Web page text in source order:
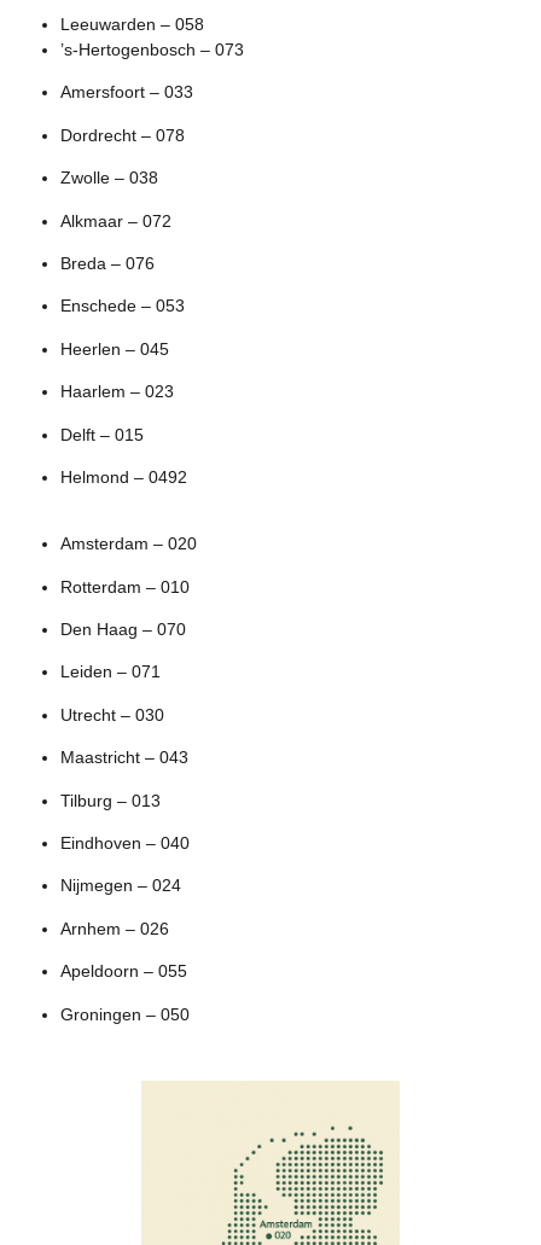
Leeuwarden – 058
’s-Hertogenbosch – 073
Amersfoort – 033
Dordrecht – 078
Zwolle – 038
Alkmaar – 072
Breda – 076
Enschede – 053
Heerlen – 045
Haarlem – 023
Delft – 015
Helmond – 0492
Amsterdam – 020
Rotterdam – 010
Den Haag – 070
Leiden – 071
Utrecht – 030
Maastricht – 043
Tilburg – 013
Eindhoven – 040
Nijmegen – 024
Arnhem – 026
Apeldoorn – 055
Groningen – 050